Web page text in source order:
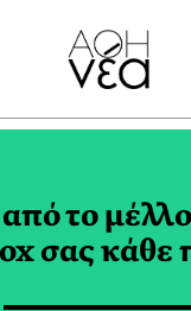
TAG
το
σας κάθε